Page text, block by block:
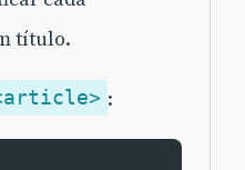
título.
: